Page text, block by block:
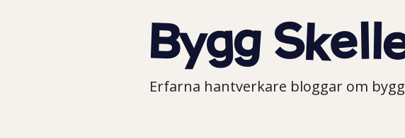
Erfarna hantverkare bloggar om bygg